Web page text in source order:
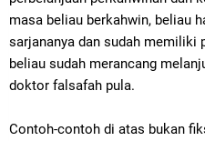
masa beliau berkahwin, beliau
sarjananya dan sudah memiliki
beliau sudah merancang
doktor falsafah pula.
Contoh-contoh di atas bukan